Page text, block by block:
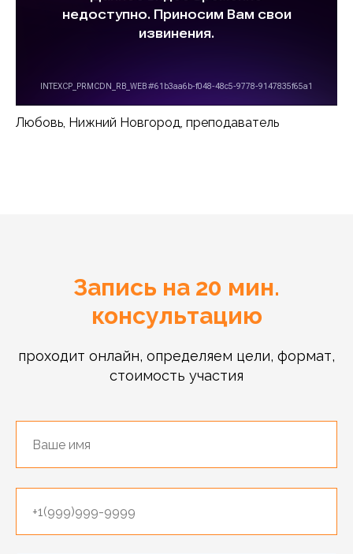
Любовь, Нижний Новгород, преподаватель
Запись на 20 мин.
консультацию
проходит онлайн, определяем цели, формат,
стоимость участия